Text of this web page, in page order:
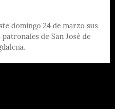
domingo 24 de marzo sus
de San José de